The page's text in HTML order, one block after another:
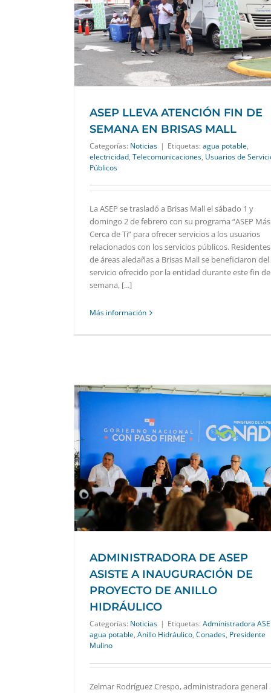
ASEP LLEVA ATENCIÓN FIN DE
SEMANA EN BRISAS MALL
Categorías: Noticias | Etiquetas: agua potable,
electricidad, Telecomunicaciones, Usuarios de
Públicos
La ASEP se trasladó a Brisas Mall el sábado 1 y
domingo 2 de febrero con su programa “ASEP Más
Cerca de Ti” para ofrecer servicios a los usuarios
relacionados con los servicios públicos. Residentes
de áreas aledañas a Brisas Mall se beneficiaron del
servicio ofrecido por la entidad durante este fin de
semana, [...]
Más información
ADMINISTRADORA DE ASEP
ASISTE A INAUGURACIÓN DE
PROYECTO DE ANILLO
HIDRÁULICO
Categorías: Noticias | Etiquetas: Administradora
agua potable, Anillo Hidráulico, Conades, Presidente
Mulino
Zelmar Rodríguez Crespo, administradora general